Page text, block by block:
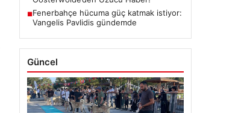
■Fenerbahçe hücuma güç katmak istiyor:
Vangelis Pavlidis gündemde
Güncel